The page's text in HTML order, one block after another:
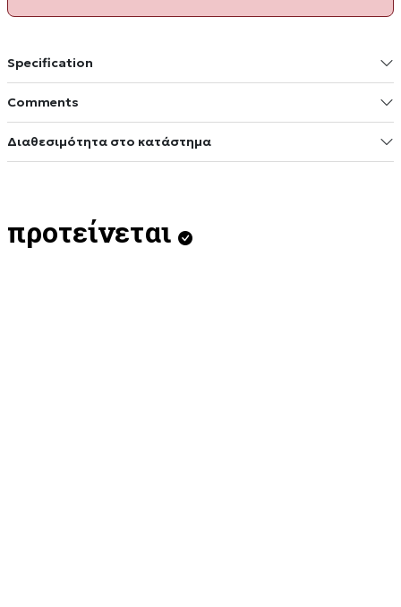
Specification
Comments
Διαθεσιμότητα στο κατάστημα
προτείνεται